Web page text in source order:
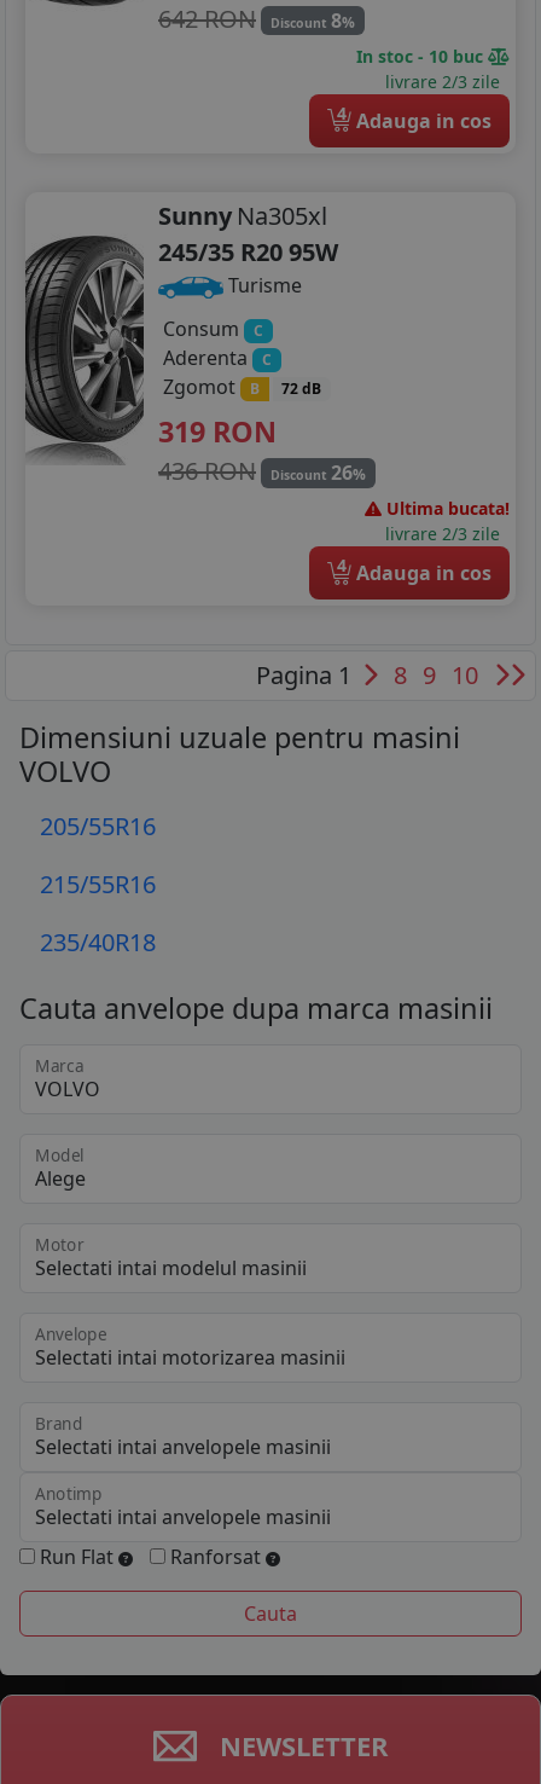
642 RON Discount 8%
In stoc - 10 buc
livrare 2/3 zile
4 Adauga in cos
Sunny Na305xl
245/35 R20 95W
Turisme
Consum
C
Aderenta C
Zgomot B 72 dB
319 RON
436 RON Discount 26%
Ultima bucata!
livrare 2/3 zile
4 Adauga in cos
Pagina 1 8 9 10
Dimensiuni uzuale pentru masini
VOLVO
205/55R16
215/55R16
235/40R18
Cauta anvelope dupa marca masinii
Marca
Model
Motor
Anvelope
Brand
Anotimp
Run Flat Ranforsat
NEWSLETTER